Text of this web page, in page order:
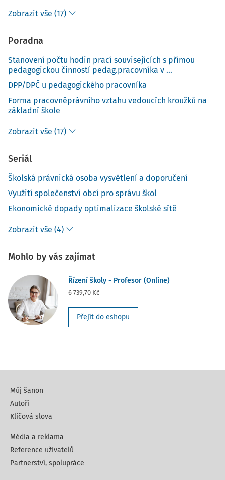
Zobrazit vše (17)
Poradna
Stanovení počtu hodin prací souvisejících s přímou
pedagogickou činností pedag.pracovníka v ...
DPP/DPČ u pedagogického pracovníka
Forma pracovněprávního vztahu vedoucích kroužků na
základní škole
Zobrazit vše (17)
Seriál
Školská právnická osoba vysvětlení a doporučení
Využití společenství obcí pro správu škol
Ekonomické dopady optimalizace školské sítě
Zobrazit vše (4)
Mohlo by vás zajímat
Řízení školy - Profesor (Online)
6 739,70 Kč
Přejít do eshopu
Můj šanon
Autoři
Klíčová slova
Média a reklama
Reference uživatelů
Partnerství, spolupráce